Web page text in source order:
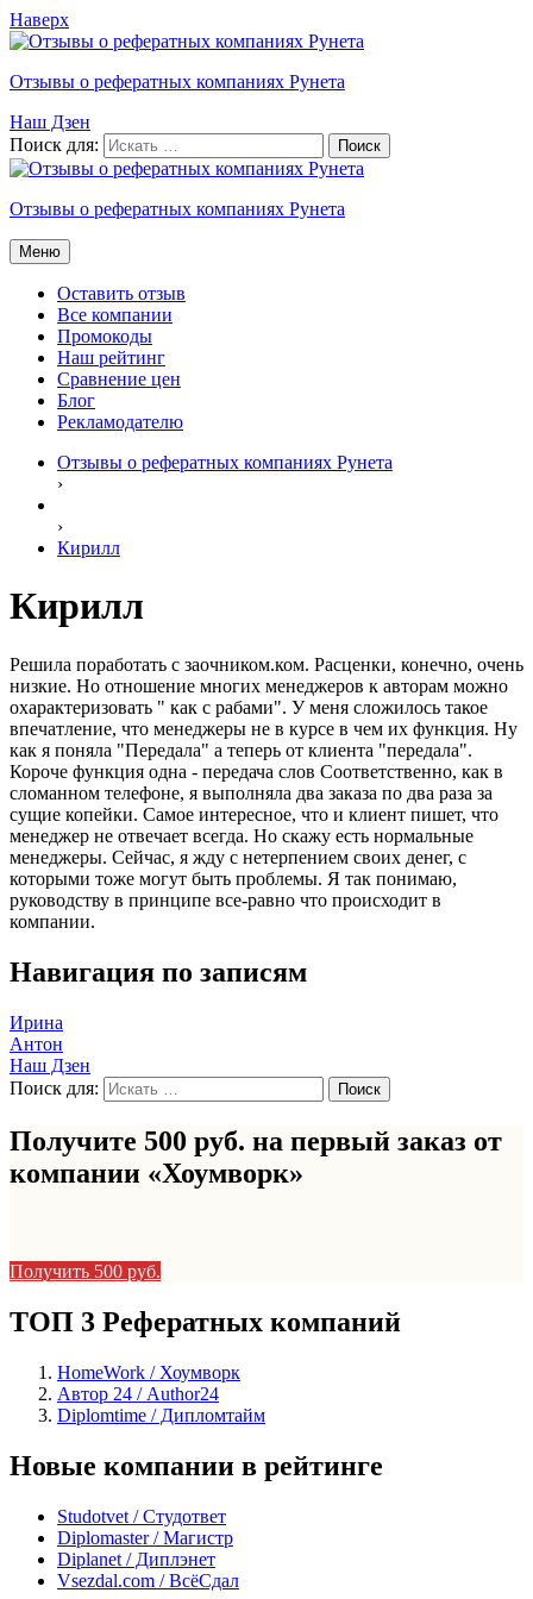
Наверх
Отзывы о рефератных компаниях Рунета
Наш Дзен
Поиск для:
Отзывы о рефератных компаниях Рунета
Меню
Оставить отзыв
Все компании
Промокоды
Наш рейтинг
Сравнение цен
Блог
Рекламодателю
Отзывы о рефератных компаниях Рунета
›
›
Кирилл
Кирилл
Решила поработать с заочником.ком. Расценки, конечно, очень
низкие. Но отношение многих менеджеров к авторам можно
охарактеризовать " как с рабами". У меня сложилось такое
впечатление, что менеджеры не в курсе в чем их функция. Ну
как я поняла "Передала" а теперь от клиента "передала".
Короче функция одна - передача слов Соответственно, как в
сломанном телефоне, я выполняла два заказа по два раза за
сущие копейки. Самое интересное, что и клиент пишет, что
менеджер не отвечает всегда. Но скажу есть нормальные
менеджеры. Сейчас, я жду с нетерпением своих денег, с
которыми тоже могут быть проблемы. Я так понимаю,
руководству в принципе все-равно что происходит в
компании.
Навигация по записям
Ирина
Антон
Наш Дзен
Поиск для:
Получите 500 руб. на первый заказ от
компании «Хоумворк»
Получить 500 руб.
ТОП 3 Рефератных компаний
HomeWork / Хоумворк
Автор 24 / Author24
Diplomtime / Дипломтайм
Новые компании в рейтинге
Studotvet / Студответ
Diplomaster / Магистр
Diplanet / Диплэнет
Vsezdal.com / ВсёСдал